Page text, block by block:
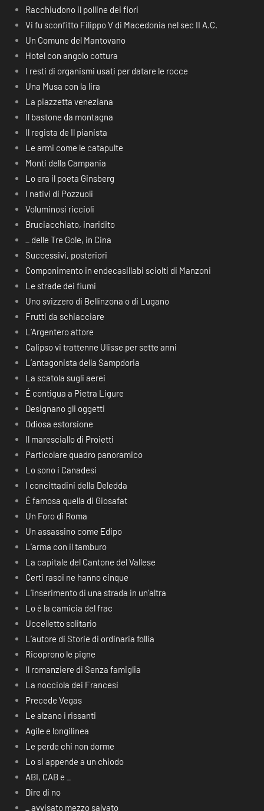
Racchiudono il polline dei fiori
Vi fu sconfitto Filippo V di Macedonia nel sec II A.C.
Un Comune del Mantovano
Hotel con angolo cottura
I resti di organismi usati per datare le rocce
Una Musa con la lira
La piazzetta veneziana
Il bastone da montagna
Il regista de Il pianista
Le armi come le catapulte
Monti della Campania
Lo era il poeta Ginsberg
I nativi di Pozzuoli
Voluminosi riccioli
Bruciacchiato, inaridito
_ delle Tre Gole, in Cina
Successivi, posteriori
Componimento in endecasillabi sciolti di Manzoni
Le strade dei fiumi
Uno svizzero di Bellinzona o di Lugano
Frutti da schiacciare
L’Argentero attore
Calipso vi trattenne Ulisse per sette anni
L’antagonista della Sampdoria
La scatola sugli aerei
É contigua a Pietra Ligure
Designano gli oggetti
Odiosa estorsione
Il maresciallo di Proietti
Particolare quadro panoramico
Lo sono i Canadesi
I concittadini della Deledda
É famosa quella di Giosafat
Un Foro di Roma
Un assassino come Edipo
L’arma con il tamburo
La capitale del Cantone del Vallese
Certi rasoi ne hanno cinque
L’inserimento di una strada in un’altra
Lo è la camicia del frac
Uccelletto solitario
L’autore di Storie di ordinaria follia
Ricoprono le pigne
Il romanziere di Senza famiglia
La nocciola dei Francesi
Precede Vegas
Le alzano i rissanti
Agile e longilinea
Le perde chi non dorme
Lo si appende a un chiodo
ABI, CAB e _
Dire di no
_ avvisato mezzo salvato